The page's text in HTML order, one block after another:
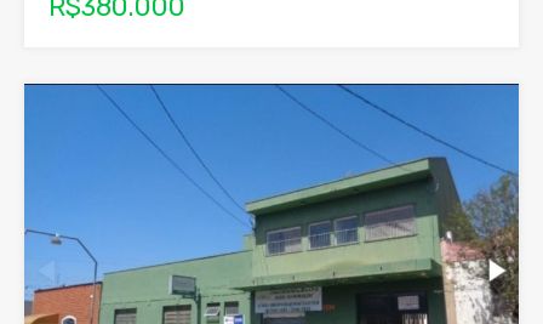
R$380.000